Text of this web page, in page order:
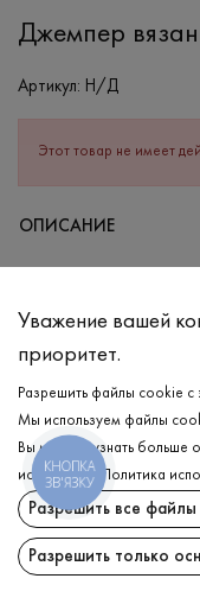
Джемпер
Артикул: Н/Д
Этот товар не имеет
ОПИСАНИЕ
УХОД
ДОСТАВКА
ВОЗВРАТ
Поделиться:
Уважение вашей
приоритет.
Разрешить файлы cookie с
Мы используем файлы
Вы можете узнать больше
используем.
Политика
Разрешить все
Разрешить только
КНОПКА
ЗВ'ЯЗКУ